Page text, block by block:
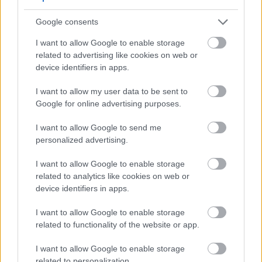
Google consents
I want to allow Google to enable storage
related to advertising like cookies on web or
device identifiers in apps.
I want to allow my user data to be sent to
Google for online advertising purposes.
I want to allow Google to send me
personalized advertising.
I want to allow Google to enable storage
related to analytics like cookies on web or
device identifiers in apps.
I want to allow Google to enable storage
related to functionality of the website or app.
I want to allow Google to enable storage
Многи људи сматрају да су елиптични
тренажери корисни у тренинзима опоравка.
Глатко кретање педала опонаша природно
кретање, што олакшава вежбање без ризика од
даљих повреда. Због тога је ово одлична опција
за оне који желе да остану активни током
опоравка.
Побољшава
Елиптични тренинг је врхунски начин за
побољшање кардиоваскуларног здравља.
Ангажује срце и плућа, што доводи до
побољшане ефикасности. Редовна употреба јача
ове органе, обезбеђујући бољу циркулацију и
испоруку кисеоника.